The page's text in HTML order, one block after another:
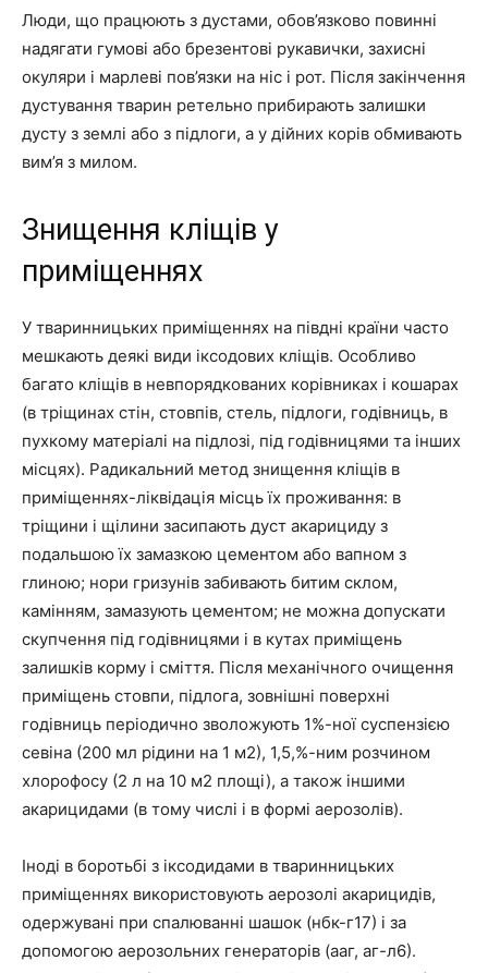
Люди, що працюють з дустами, обов’язково повинні
надягати гумові або брезентові рукавички, захисні
окуляри і марлеві пов’язки на ніс і рот. Після закінчення
дустування тварин ретельно прибирають залишки
дусту з землі або з підлоги, а у дійних корів обмивають
вим’я з милом.
Знищення кліщів у
приміщеннях
У тваринницьких приміщеннях на півдні країни часто
мешкають деякі види іксодових кліщів. Особливо
багато кліщів в невпорядкованих корівниках і кошарах
(в тріщинах стін, стовпів, стель, підлоги, годівниць, в
пухкому матеріалі на підлозі, під годівницями та інших
місцях). Радикальний метод знищення кліщів в
приміщеннях-ліквідація місць їх проживання: в
тріщини і щілини засипають дуст акарициду з
подальшою їх замазкою цементом або вапном з
глиною; нори гризунів забивають битим склом,
камінням, замазують цементом; не можна допускати
скупчення під годівницями і в кутах приміщень
залишків корму і сміття. Після механічного очищення
приміщень стовпи, підлога, зовнішні поверхні
годівниць періодично зволожують 1%-ної суспензією
севіна (200 мл рідини на 1 м2), 1,5,%-ним розчином
хлорофосу (2 л на 10 м2 площі), а також іншими
акарицидами (в тому числі і в формі аерозолів).
Іноді в боротьбі з іксодидами в тваринницьких
приміщеннях використовують аерозолі акарицидів,
одержувані при спалюванні шашок (нбк-г17) і за
допомогою аерозольних генераторів (ааг, аг-л6).